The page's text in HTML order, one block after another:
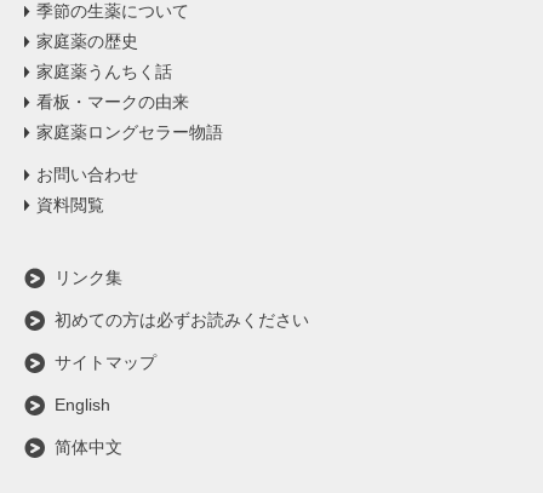
季節の生薬について
家庭薬の歴史
家庭薬うんちく話
看板・マークの由来
家庭薬ロングセラー物語
お問い合わせ
資料閲覧
リンク集
初めての方は必ずお読みください
サイトマップ
English
简体中文